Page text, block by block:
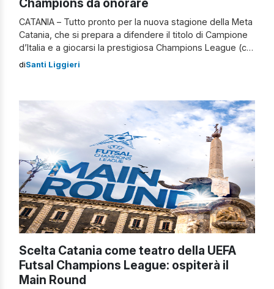
CATANIA – Tutto pronto per la nuova stagione della Meta
Catania, che si prepara a difendere il titolo di Campione
d’Italia e a giocarsi la prestigiosa Champions League (cui
partecipa per la prima volta). A Palazzo degli Elefanti,
l’assessore allo […]
diSanti Liggieri
Scelta Catania come teatro della UEFA
Futsal Champions League: ospiterà il
Main Round